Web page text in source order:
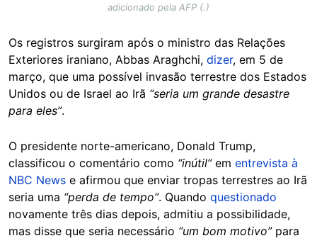
adicionado pela AFP (.)
Os registros surgiram após o ministro das Relações
Exteriores iraniano, Abbas Araghchi, dizer, em 5 de
março, que uma possível invasão terrestre dos Estados
Unidos ou de Israel ao Irã “seria um grande desastre
para eles”.
O presidente norte-americano, Donald Trump,
classificou o comentário como “inútil”em entrevista à
NBC News e afirmou que enviar tropas terrestres ao Irã
seria uma “perda de tempo”. Quando questionado
novamente três dias depois, admitiu a possibilidade,
mas disse que seria necessário “um bom motivo”para